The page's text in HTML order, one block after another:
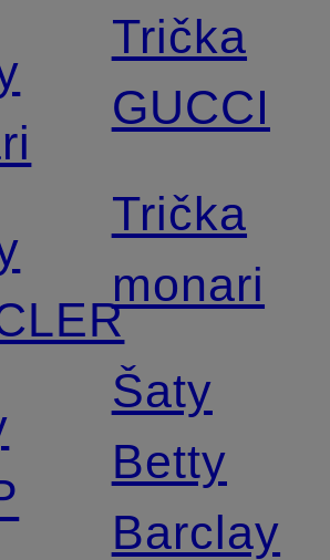
Trička
GUCCI
Trička
monari
Šaty
Betty
Barclay